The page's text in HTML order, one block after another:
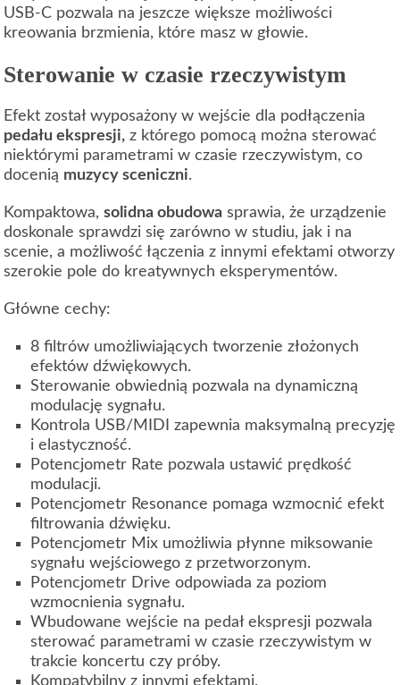
USB-C pozwala na jeszcze większe możliwości
kreowania brzmienia, które masz w głowie.
Sterowanie w czasie rzeczywistym
Efekt został wyposażony w wejście dla podłączenia
pedału ekspresji, z którego pomocą można sterować
niektórymi parametrami w czasie rzeczywistym, co
docenią muzycy sceniczni.
Kompaktowa,solidna obudowa sprawia, że urządzenie
doskonale sprawdzi się zarówno w studiu, jak i na
scenie, a możliwość łączenia z innymi efektami otworzy
szerokie pole do kreatywnych eksperymentów.
Główne cechy:
8 filtrów umożliwiających tworzenie złożonych
efektów dźwiękowych.
Sterowanie obwiednią pozwala na dynamiczną
modulację sygnału.
Kontrola USB/MIDI zapewnia maksymalną precyzję
i elastyczność.
Potencjometr Rate pozwala ustawić prędkość
modulacji.
Potencjometr Resonance pomaga wzmocnić efekt
filtrowania dźwięku.
Potencjometr Mix umożliwia płynne miksowanie
sygnału wejściowego z przetworzonym.
Potencjometr Drive odpowiada za poziom
wzmocnienia sygnału.
Wbudowane wejście na pedał ekspresji pozwala
sterować parametrami w czasie rzeczywistym w
trakcie koncertu czy próby.
Kompatybilny z innymi efektami.